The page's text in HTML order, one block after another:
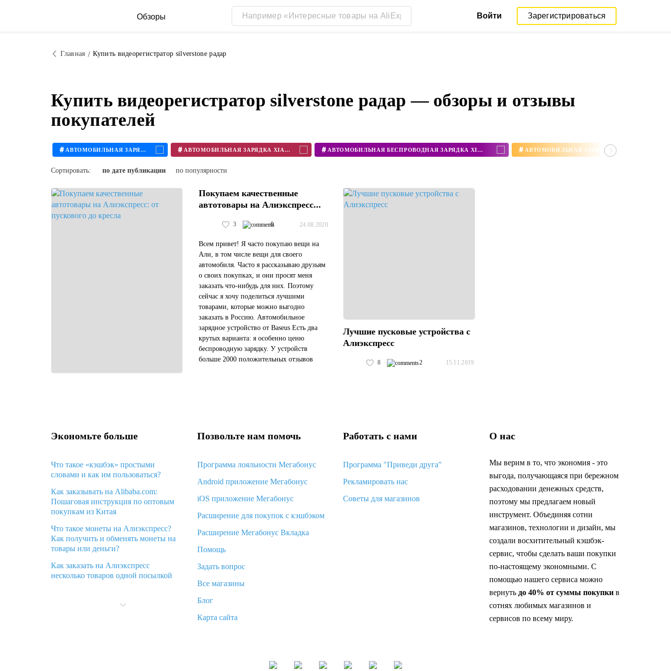
Обзоры Войти Зарегистрироваться
Главная Купить видеорегистратор silverstone радар
Купить видеорегистратор silverstone радар — обзоры и отзывы
покупателей
# АВТОМОБИЛЬНАЯ ЗАРЯДКА # АВТОМОБИЛЬНАЯ ЗАРЯДКА XIAOMI # АВТОМОБИЛЬНАЯ БЕСПРОВОДНАЯ ЗАРЯДКА XIAOMI #
Сортировать: по дате публикации по популярности
Покупаем качественные
автотовары на Алиэкспресс...
3 0 24.08.2020
Всем привет! Я часто покупаю вещи на
Али, в том числе вещи для своего
автомобиля. Часто я рассказываю друзьям
о своих покупках, и они просят меня
заказать что-нибудь для них. Поэтому
сейчас я хочу поделиться лучшими
товарами, которые можно выгодно
заказать в Россию. Автомобильное
зарядное устройство от Baseus Есть два
крутых варианта: я особенно ценю
беспроводную зарядку. У устройств
больше 2000 положительных отзывов
Лучшие пусковые устройства с
Алиэкспресс
8 2 15.11.2019
Экономьте больше
Что такое «кэшбэк» простыми
словами и как им пользоваться?
Как заказывать на Alibaba.com:
Пошаговая инструкция по оптовым
покупкам из Китая
Что такое монеты на Алиэкспресс?
Как получить и обменять монеты на
товары или деньги?
Как заказать на Алиэкспресс
несколько товаров одной посылкой
Алиэкспресс и что делать?
Позвольте нам помочь
Программа лояльности Мегабонус
Android приложение Мегабонус
iOS приложение Мегабонус
Расширение для покупок с кэшбэком
Расширение Мегабонус Вкладка
Помощь
Задать вопрос
Все магазины
Блог
Карта сайта
Работать с нами
Программа "Приведи друга"
Рекламировать нас
Советы для магазинов
О нас
Мы верим в то, что экономия - это
выгода, получающаяся при бережном
расходовании денежных средств,
поэтому мы предлагаем новый
инструмент. Объединяя сотни
магазинов, технологии и дизайн, мы
создали восхитительный кэшбэк-
сервис, чтобы сделать ваши покупки
по-настоящему экономными. С
помощью нашего сервиса можно
вернуть до 40% от суммы покупкив
сотнях любимых магазинов и
сервисов по всему миру.